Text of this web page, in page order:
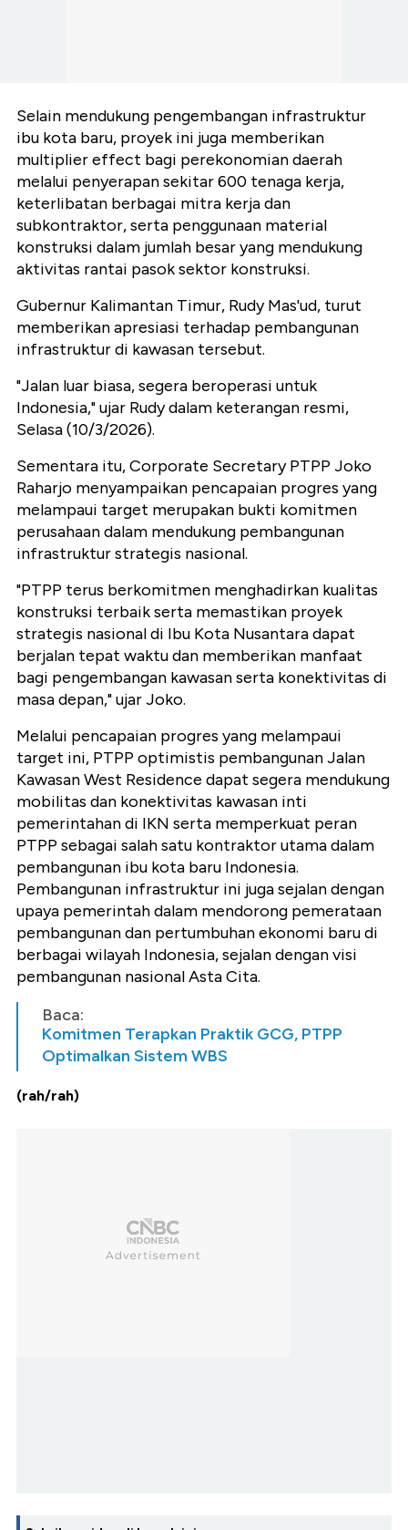
Selain mendukung pengembangan infrastruktur
ibu kota baru, proyek ini juga memberikan
multiplier effect bagi perekonomian daerah
melalui penyerapan sekitar 600 tenaga kerja,
keterlibatan berbagai mitra kerja dan
subkontraktor, serta penggunaan material
konstruksi dalam jumlah besar yang mendukung
aktivitas rantai pasok sektor konstruksi.
Gubernur Kalimantan Timur, Rudy Mas'ud, turut
memberikan apresiasi terhadap pembangunan
infrastruktur di kawasan tersebut.
"Jalan luar biasa, segera beroperasi untuk
Indonesia," ujar Rudy dalam keterangan resmi,
Selasa (10/3/2026).
Sementara itu, Corporate Secretary PTPP Joko
Raharjo menyampaikan pencapaian progres yang
melampaui target merupakan bukti komitmen
perusahaan dalam mendukung pembangunan
infrastruktur strategis nasional.
"PTPP terus berkomitmen menghadirkan kualitas
konstruksi terbaik serta memastikan proyek
strategis nasional di Ibu Kota Nusantara dapat
berjalan tepat waktu dan memberikan manfaat
bagi pengembangan kawasan serta konektivitas di
masa depan," ujar Joko.
Melalui pencapaian progres yang melampaui
target ini, PTPP optimistis pembangunan Jalan
Kawasan West Residence dapat segera mendukung
mobilitas dan konektivitas kawasan inti
pemerintahan di IKN serta memperkuat peran
PTPP sebagai salah satu kontraktor utama dalam
pembangunan ibu kota baru Indonesia.
Pembangunan infrastruktur ini juga sejalan dengan
upaya pemerintah dalam mendorong pemerataan
pembangunan dan pertumbuhan ekonomi baru di
berbagai wilayah Indonesia, sejalan dengan visi
pembangunan nasional Asta Cita.
Baca:
Komitmen Terapkan Praktik GCG, PTPP
Optimalkan Sistem WBS
(rah/rah)